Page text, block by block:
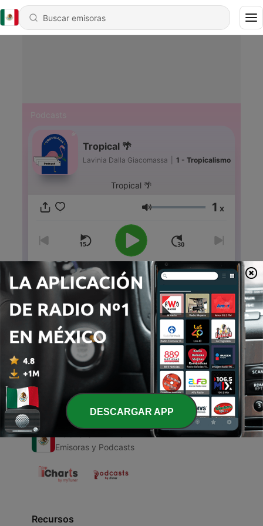
Podcasts
Tropical 🌴
Lavinia Dalla Giacomassa 1 - Tropicalismo
Tropical 🌴
Volumen 1 x
00:00 00:00
Episodios
- Tropicalismo
14 jul. 2021
Emisoras y Podcasts
Recursos
DESCARGAR APP